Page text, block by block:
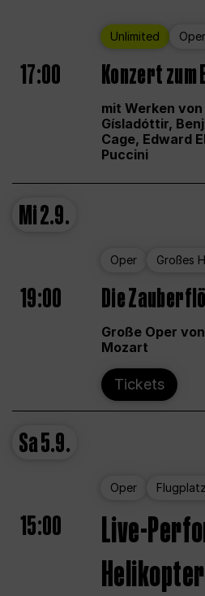
Unlimited Oper
17:00 Konzert
mit Werken
Gísladóttir,
Cage, Edward
Puccini
Mi2.9.
Oper Großes
19:00 Die
Große Oper
Mozart
Tickets
Sa5.9.
Oper
15:00
Live-